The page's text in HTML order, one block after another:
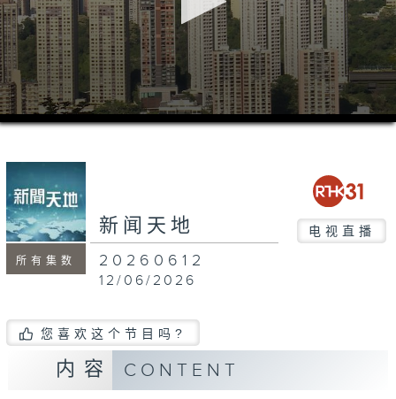
0
seconds
seconds
所有集数
新闻天地 电视直播
20260612
12/06/2026
您喜欢这个节目吗?
内容 CONTENT